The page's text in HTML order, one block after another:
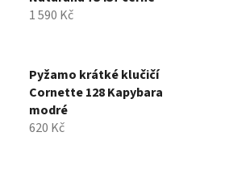
1 590 Kč
Pyžamo krátké klučičí
Cornette 128 Kapybara
modré
620 Kč